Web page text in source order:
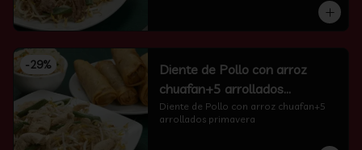
-29%
Diente de Pollo con arroz
chuafan+5 arrollados
primavera
Diente de Pollo con arroz chuafan+5
arrollados primavera